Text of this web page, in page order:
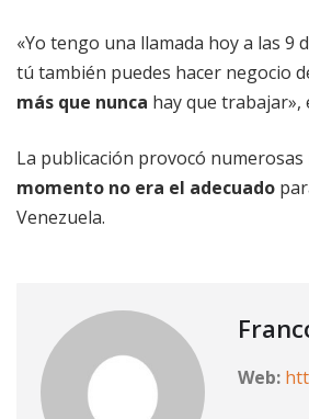
«Yo tengo una llamada hoy a las 9
tú también puedes hacer negocio
más que nunca hay que trabajar»,
La publicación provocó
momento no era el adecuado
Venezuela.
Web: